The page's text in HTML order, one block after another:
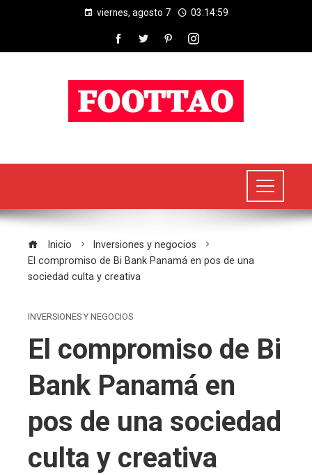
viernes, agosto 7 03:15:00
Inicio
Inversiones y negocios
El compromiso de Bi Bank Panamá en pos de una
sociedad culta y creativa
INVERSIONES Y NEGOCIOS
El compromiso de Bi
Bank Panamá en
pos de una sociedad
culta y creativa